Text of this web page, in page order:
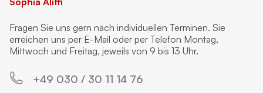
Fragen Sie uns gern nach individuellen Terminen. Sie
erreichen uns per E-Mail oder per Telefon Montag,
Mittwoch und Freitag, jeweils von 9 bis 13 Uhr.
+49 030 / 30 11 14 76